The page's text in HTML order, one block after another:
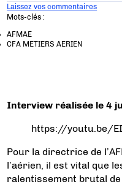
Laissez vos commentaires
Mots-clés :
AFMAE
CFA METIERS AERIEN
Interview réalisée le 4
https://youtu.be/
Pour la directrice de
l’aérien, il est vital que
ralentissement brutal